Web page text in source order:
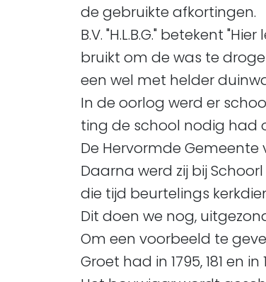
de gebruikte afkortingen.
B.V. "H.L.B.G." betekent
bruikt om de was te
een wel met helder
In de oorlog werd er
ting de school nodig had
De Hervormde Gemeente
Daarna werd zij bij
die tijd beurtelings
Dit doen we nog,
Om een voorbeeld te
Groet had in 1795, 181 en